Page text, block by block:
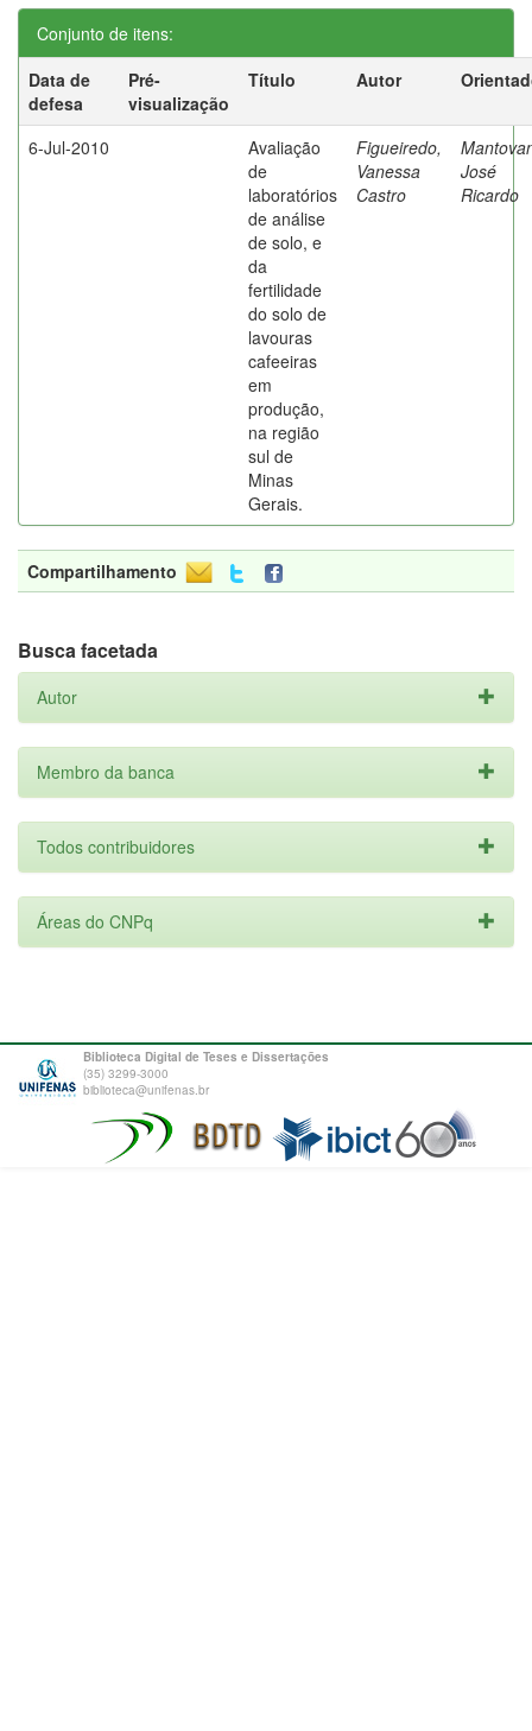
Conjunto de itens:
Data de
defesa
Pré-
visualização
Título Autor
6-Jul-2010
Avaliação
de
laboratórios
de análise
de solo, e
da
fertilidade
do solo de
lavouras
cafeeiras
em
produção,
na região
sul de
Minas
Gerais.
Figueiredo,
Vanessa
Castro
José
Ricardo
Compartilhamento
Busca facetada
Autor
Membro da banca
Todos contribuidores
Áreas do CNPq
Biblioteca Digital de Teses e Dissertações
(35) 3299-3000
biblioteca@unifenas.br